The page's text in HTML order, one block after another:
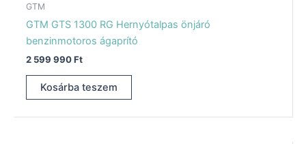
GTM
GTM GTS 1300 RG Hernyótalpas önjáró
benzinmotoros ágaprító
2 599 990Ft
Kosárba teszem